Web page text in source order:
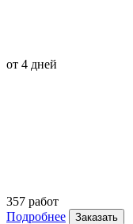
от 4 дней
357 работ
Подробнее
Заказать